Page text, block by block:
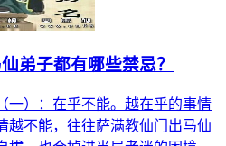
弟子都有哪些禁忌？
一）：在乎不能。越在乎的事情
越不能，往往萨满教仙门出马仙